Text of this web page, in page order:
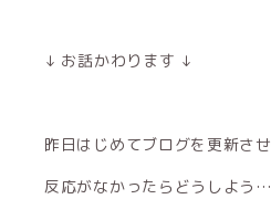
↓ お話かわります ↓
昨日はじめてブログを更新さ
反応がなかったらどうしよう…